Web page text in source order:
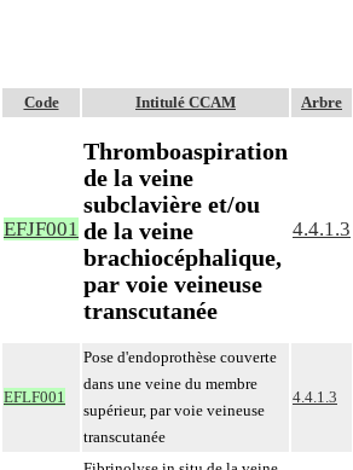
Code Intitulé CCAM Arbre
EFJF001
Thromboaspiration
de la veine
subclavière et/ou
de la veine
brachiocéphalique,
par voie veineuse
transcutanée
4.4.1.3
EFLF001
Pose d'endoprothèse couverte
dans une veine du membre
supérieur, par voie veineuse
transcutanée
4.4.1.3